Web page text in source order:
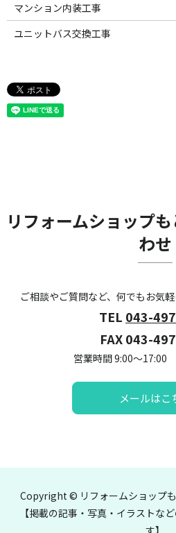
マンション内装工事
ユニットバス交換工事
リフォームショップ
わせ
ご相談やご質問など、何でもお気
TEL 043-
FAX 043-
営業時間 9:00～17:00
メールはこ
Copyright © リフォームショップ
【掲載の記事・写真・イラストな
す】